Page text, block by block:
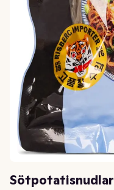
Sötpotatisnudlar